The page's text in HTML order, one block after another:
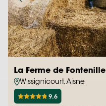
La Ferme de Fontenille
Wissignicourt, Aisne
9.6